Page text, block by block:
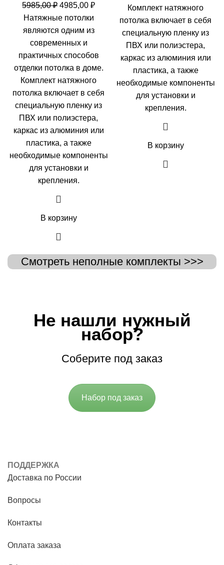
5985,00₽ Первоначальная
цена
составляла
5985,00 ₽.
4985,00 ₽Текущая
4985,00 ₽.
Натяжные потолки
являются одним из
современных и
практичных способов
отделки потолка в доме.
Комплект натяжного
потолка включает в себя
специальную пленку из
ПВХ или полиэстера,
каркас из алюминия или
пластика, а также
необходимые компоненты
для установки и
крепления.
В корзину
Комплект натяжного
потолка включает в себя
специальную пленку из
ПВХ или полиэстера,
каркас из алюминия или
пластика, а также
необходимые компоненты
для установки и
крепления.
В корзину
Смотреть неполные комплекты >>>
Не нашли нужный
набор?
Соберите под заказ
Набор под заказ
ПОДДЕРЖКА
Доставка по России
Вопросы
Контакты
Оплата заказа